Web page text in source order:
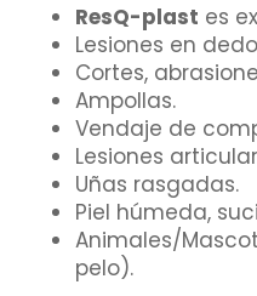
ResQ-plast es
Lesiones en
Cortes,
Ampollas.
Vendaje de
Lesiones
Uñas rasgadas.
Piel húmeda,
Animales/
pelo).